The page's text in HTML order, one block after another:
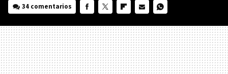
34 comentarios
MAIL